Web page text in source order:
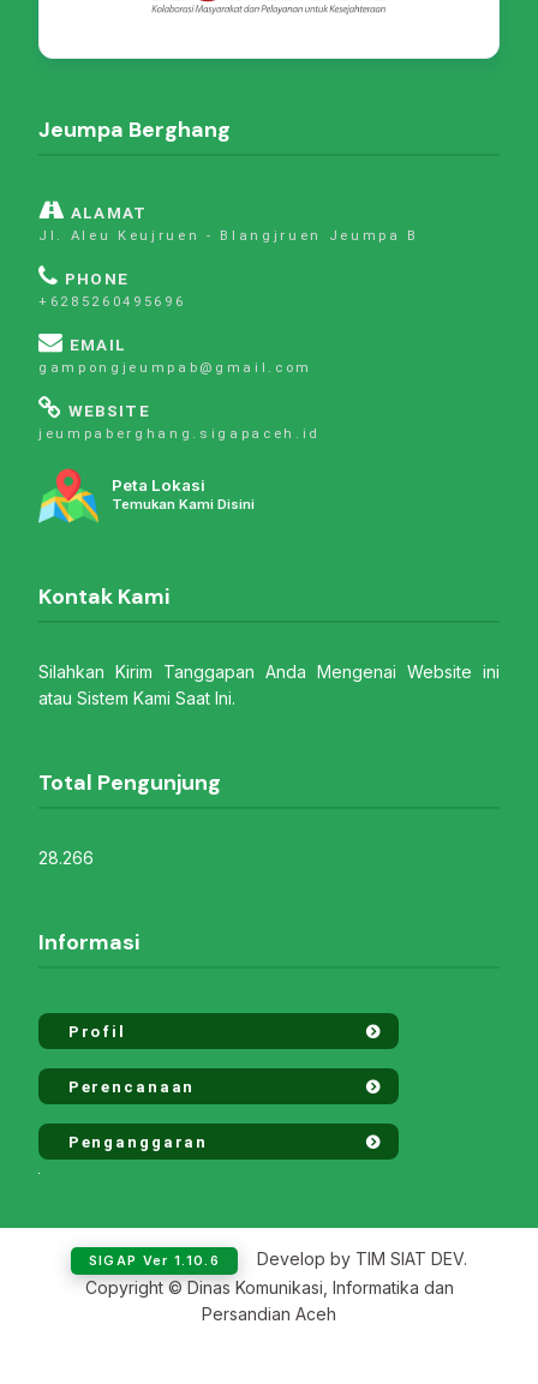
Jeumpa Berghang
ALAMAT
Jl. Aleu Keujruen - Blangjruen Jeumpa B
PHONE
+6285260495696
EMAIL
gampongjeumpab@gmail.com
WEBSITE
jeumpaberghang.sigapaceh.id
Peta Lokasi
Temukan Kami Disini
Kontak Kami
Silahkan Kirim Tanggapan Anda Mengenai Website ini
atau Sistem Kami Saat Ini.
Total Pengunjung
28.266
Informasi
Profil
Perencanaan
Penganggaran
SIGAP Ver 1.10.6
Develop by TIM SIAT DEV.
Copyright © Dinas Komunikasi, Informatika dan
Persandian Aceh